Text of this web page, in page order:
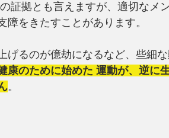
証拠とも言えますが、適切なメ
をきたすことがあります。
げるのが億劫になるなど、些細
康のために始めた 運動が、逆に
。